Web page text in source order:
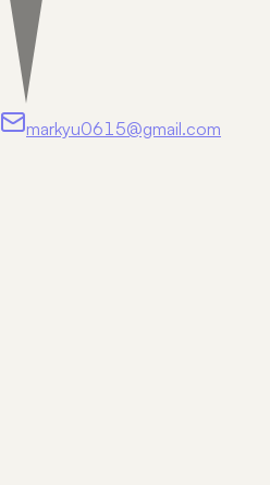
markyu0615@gmail.com